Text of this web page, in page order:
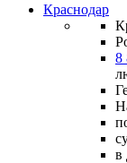
Краснодар
8
в